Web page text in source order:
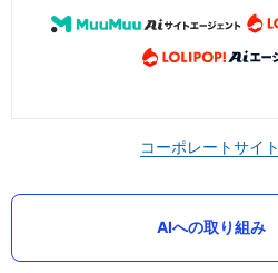
コーポレートサイト
AIへの取り組み